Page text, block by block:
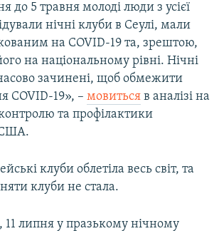
до 5 травня молоді люди з усієї
нічні клуби в Сеулі, мали
на COVID-19 та, зрештою,
на національному рівні. Нічні
зачинені, щоб обмежити
COVID-19», – мовиться в аналізі на
та профілактики
США.
клуби облетіла весь світ, та
клуби не стала.
липня у празькому нічному